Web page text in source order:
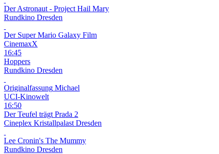
Der Astronaut - Project Hail Mary
Rundkino Dresden
Der Super Mario Galaxy Film
CinemaxX
16:45
Hoppers
Rundkino Dresden
Originalfassung Michael
UCI-Kinowelt
16:50
Der Teufel trägt Prada 2
Cineplex Kristallpalast Dresden
Lee Cronin's The Mummy
Rundkino Dresden